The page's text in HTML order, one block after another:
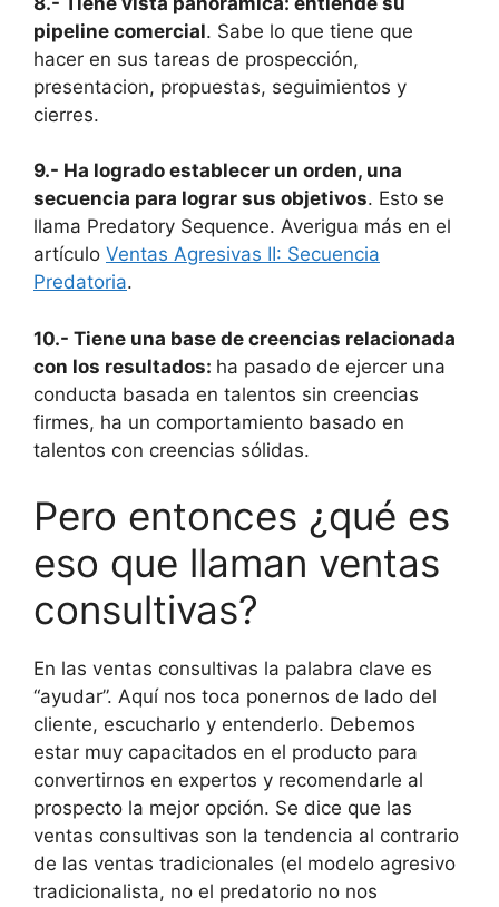
pipeline comercial. Sabe lo que tiene que
hacer en sus tareas de prospección,
presentacion, propuestas, seguimientos y
cierres.
9.- Ha logrado establecer un orden, una
secuencia para lograr sus objetivos. Esto se
llama Predatory Sequence. Averigua más en el
artículo Ventas Agresivas II: Secuencia
Predatoria.
10.- Tiene una base de creencias relacionada
con los resultados: ha pasado de ejercer una
conducta basada en talentos sin creencias
firmes, ha un comportamiento basado en
talentos con creencias sólidas.
Pero entonces ¿qué es
eso que llaman ventas
consultivas?
En las ventas consultivas la palabra clave es
“ayudar”. Aquí nos toca ponernos de lado del
cliente, escucharlo y entenderlo. Debemos
estar muy capacitados en el producto para
convertirnos en expertos y recomendarle al
prospecto la mejor opción. Se dice que las
ventas consultivas son la tendencia al contrario
de las ventas tradicionales (el modelo agresivo
tradicionalista, no el predatorio no nos